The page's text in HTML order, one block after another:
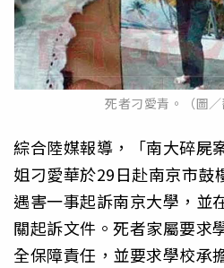
死者刁愛青。（圖／
綜合陸媒報導，「南大碎屍
姐刁愛華於29日赴南京市鼓
遇害一事起訴南京大學，並
關起訴文件。死者家屬要求
全保障責任，並要求學校承